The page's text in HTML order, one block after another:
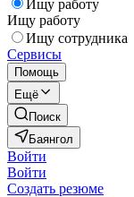
Ищу работу
Ищу работу
Ищу сотрудника
Сервисы
Помощь
Ещё
Поиск
Баянгол
Войти
Войти
Создать резюме